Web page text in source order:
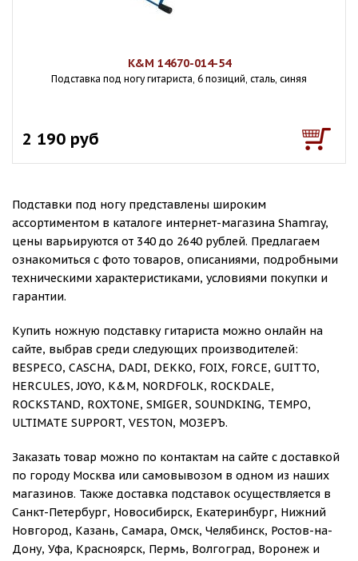
K&M 14670-014-54
Подставка под ногу гитариста, 6 позиций, сталь, синяя
2 190 руб
Подставки под ногу представлены широким
ассортиментом в каталоге интернет-магазина Shamray,
цены варьируются от 340 до 2640 рублей. Предлагаем
ознакомиться с фото товаров, описаниями, подробными
техническими характеристиками, условиями покупки и
гарантии.
Купить ножную подставку гитариста можно онлайн на
сайте, выбрав среди следующих производителей:
BESPECO, CASCHA, DADI, DEKKO, FOIX, FORCE, GUITTO,
HERCULES, JOYO, K&M, NORDFOLK, ROCKDALE,
ROCKSTAND, ROXTONE, SMIGER, SOUNDKING, TEMPO,
ULTIMATE SUPPORT, VESTON, МОЗЕРЪ.
Заказать товар можно по контактам на сайте с доставкой
по городу Москва или самовывозом в одном из наших
магазинов. Также доставка подставок осуществляется в
Санкт-Петербург, Новосибирск, Екатеринбург, Нижний
Новгород, Казань, Самара, Омск, Челябинск, Ростов-на-
Дону, Уфа, Красноярск, Пермь, Волгоград, Воронеж и